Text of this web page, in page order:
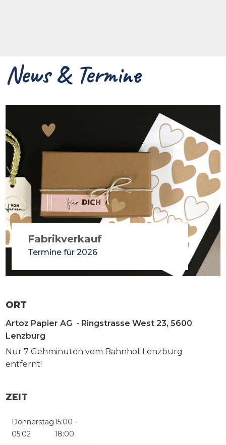
News & Termine
Fabrikverkauf
Termine für 2026
ORT
Artoz Papier AG - Ringstrasse West 23, 5600
Lenzburg
Nur 7 Gehminuten vom Bahnhof Lenzburg
entfernt!
ZEIT
Donnerstag
05.02
15:00 -
18:00